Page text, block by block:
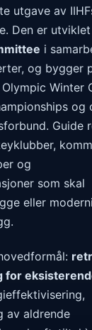
utgave av
Den er
i
og bygger
Winter
og
Guide
og
som skal
eller
for
av aldrende